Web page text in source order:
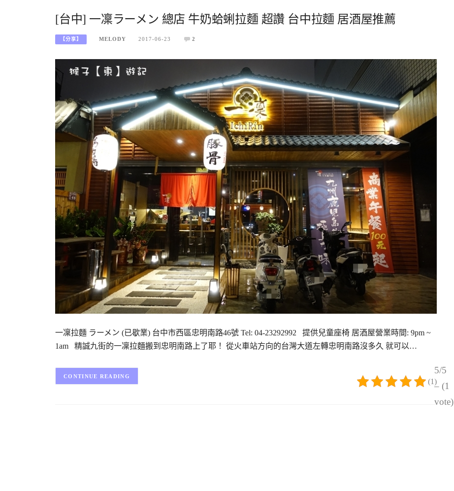
[台中] 一凜ラーメン 總店 牛奶蛤蜊拉麵 超讚 台中拉麵 居酒屋推薦
【分享】 MELODY 2017-06-23 2
一凜拉麵 ラーメン (已歇業) 台中市西區忠明南路46號 Tel: 04-23292992 提供兒童座椅 居酒屋營業時間: 9pm ~
1am 精誠九街的一凜拉麵搬到忠明南路上了耶！ 從火車站方向的台灣大道左轉忠明南路沒多久 就可以…
5/5
– (1
vote)
(1)
CONTINUE READING